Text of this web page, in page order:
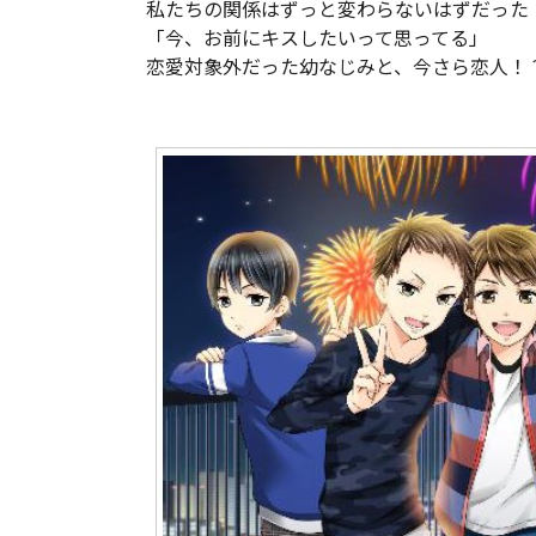
私たちの関係はずっと変わらないはずだった
「今、お前にキスしたいって思ってる」
恋愛対象外だった幼なじみと、今さら恋人！